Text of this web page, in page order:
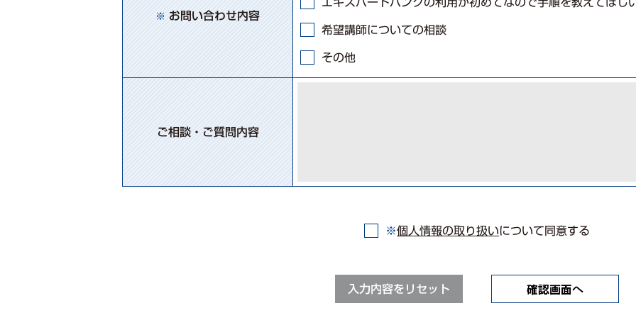
※ お問い合わせ内容
希望講師についての相談
その他
ご相談・ご質問内容
※個⼈情報の取り扱いについて同意する
入力内容をリセット 確認画面へ